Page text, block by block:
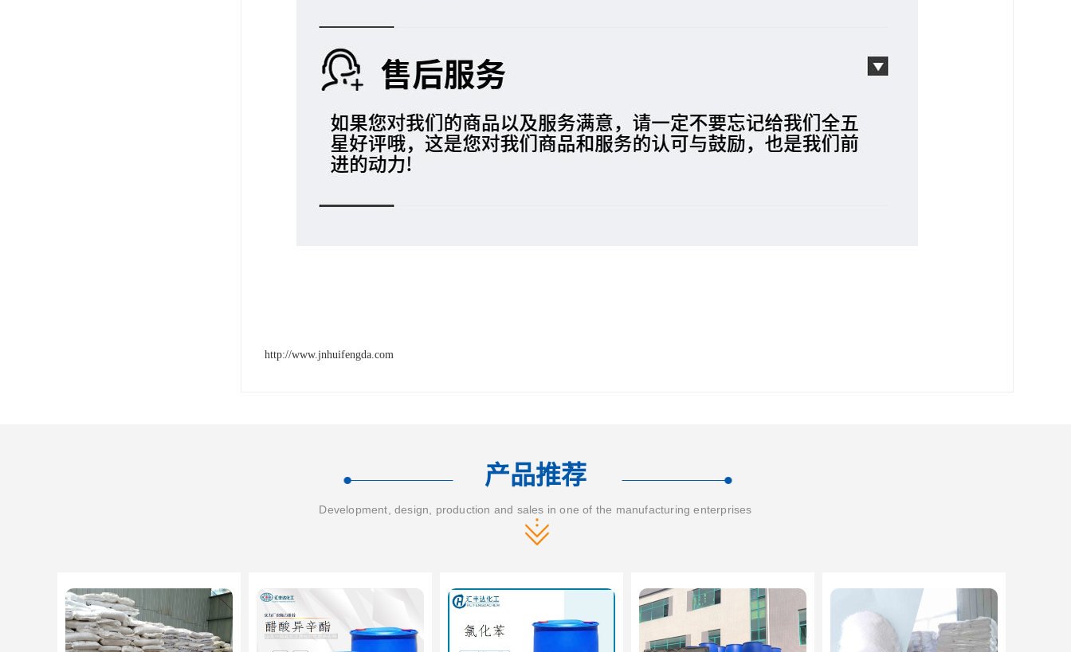
http://www.jnhuifengda.com
产品推荐
Development, design, production and sales in one of the manufacturing enterprises